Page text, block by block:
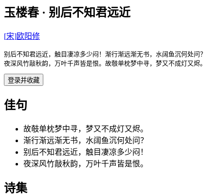
玉楼春 · 别后不知君远近
[宋]欧阳修
别后不知君远近，触目凄凉多少闷！渐行渐远渐无书，水阔鱼沉何处问？
夜深风竹敲秋韵，万叶千声皆是恨。故攲单枕梦中寻，梦又不成灯又烬。
登录并收藏
佳句
故攲单枕梦中寻，梦又不成灯又烬。
渐行渐远渐无书，水阔鱼沉何处问？
别后不知君远近，触目凄凉多少闷！
夜深风竹敲秋韵，万叶千声皆是恨。
诗集